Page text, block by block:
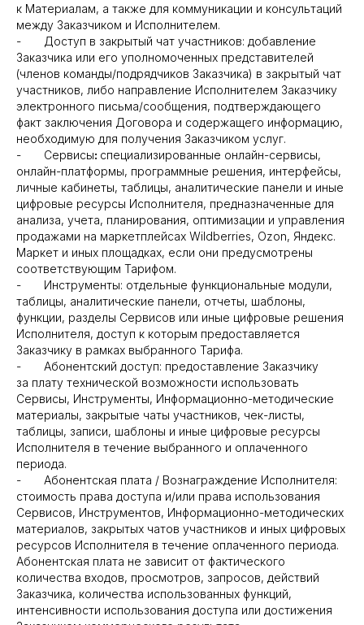
к Материалам, а также для коммуникации и консультаций
между Заказчиком и Исполнителем.
- Доступ в закрытый чат участников: добавление
Заказчика или его уполномоченных представителей
(членов команды/подрядчиков Заказчика) в закрытый чат
участников, либо направление Исполнителем Заказчику
электронного письма/сообщения, подтверждающего
факт заключения Договора и содержащего информацию,
необходимую для получения Заказчиком услуг.
- Сервисы: специализированные онлайн-сервисы,
онлайн-платформы, программные решения, интерфейсы,
личные кабинеты, таблицы, аналитические панели и иные
цифровые ресурсы Исполнителя, предназначенные для
анализа, учета, планирования, оптимизации и управления
продажами на маркетплейсах Wildberries, Ozon, Яндекс.
Маркет и иных площадках, если они предусмотрены
соответствующим Тарифом.
- Инструменты: отдельные функциональные модули,
таблицы, аналитические панели, отчеты, шаблоны,
функции, разделы Сервисов или иные цифровые решения
Исполнителя, доступ к которым предоставляется
Заказчику в рамках выбранного Тарифа.
- Абонентский доступ: предоставление Заказчику
за плату технической возможности использовать
Сервисы, Инструменты, Информационно-методические
материалы, закрытые чаты участников, чек-листы,
таблицы, записи, шаблоны и иные цифровые ресурсы
Исполнителя в течение выбранного и оплаченного
периода.
- Абонентская плата / Вознаграждение Исполнителя:
стоимость права доступа и/или права использования
Сервисов, Инструментов, Информационно-методических
материалов, закрытых чатов участников и иных цифровых
ресурсов Исполнителя в течение оплаченного периода.
Абонентская плата не зависит от фактического
количества входов, просмотров, запросов, действий
Заказчика, количества использованных функций,
интенсивности использования доступа или достижения